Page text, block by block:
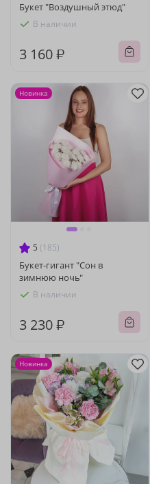
Букет "Воздушный этюд"
В наличии
3 160 ₽
5 (185)
Букет-гигант "Сон в
зимнюю ночь"
В наличии
3 230 ₽
Новинка
Новинка